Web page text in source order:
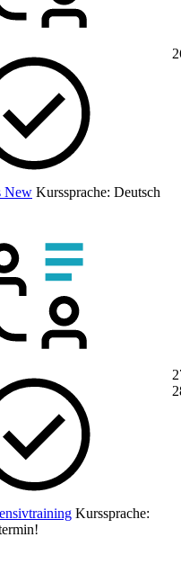
New Kurssprache: Deutsch
Kurssprache: